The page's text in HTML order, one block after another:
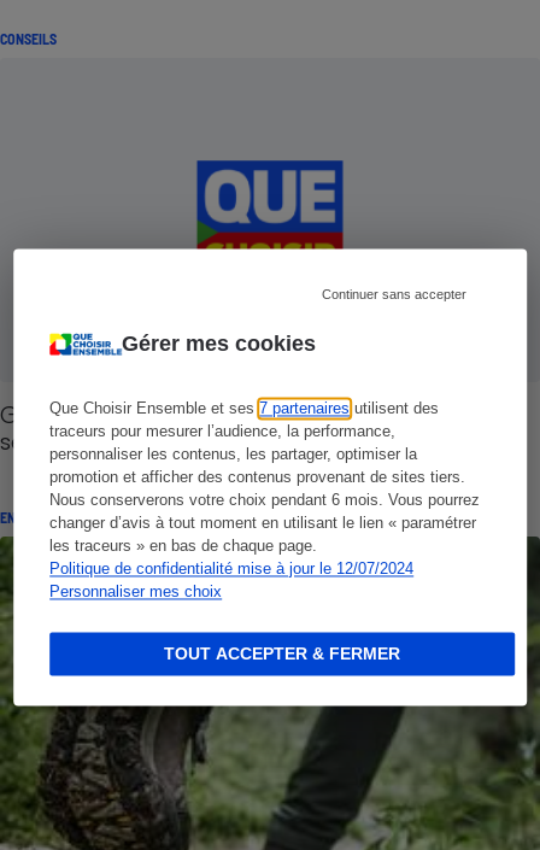
Gérer mes cookies
Que Choisir Ensemble et ses7 partenaires utilisent des
traceurs pour mesurer l’audience, la performance,
personnaliser les contenus, les partager, optimiser la
promotion et afficher des contenus provenant de sites tiers.
Nous conserverons votre choix pendant 6 mois. Vous pourrez
changer d’avis à tout moment en utilisant le lien « paramétrer
les traceurs » en bas de chaque page.
Politique de confidentialité mise à jour le 12/07/2024
Personnaliser mes choix
Continuer sans accepter
TOUT ACCEPTER & FERMER
CONSEILS
GPS de randonnée et GPS de vélo - À quoi
servent ces appareils ?
ENQUÊTE